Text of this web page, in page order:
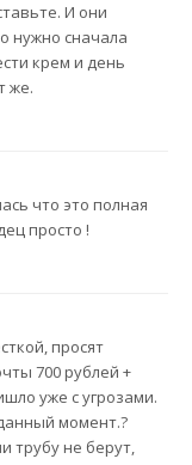
И они
нужно сначала
крем и день
же.
что это полная
просто !
просят
700 рублей +
уже с угрозами.
момент.?
трубу не берут,